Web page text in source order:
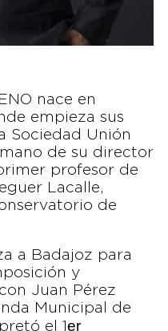
nace en
empieza sus
Sociedad Unión
de su director
profesor de
Lacalle,
de
a Badajoz para
y
Juan Pérez
Municipal de
el 1er